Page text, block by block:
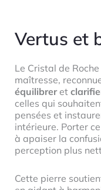
Vertus et
Le Cristal de
maîtresse,
équilibreret
celles qui
pensées et
intérieure. Porter
à apaiser la
perception plus
Cette pierre